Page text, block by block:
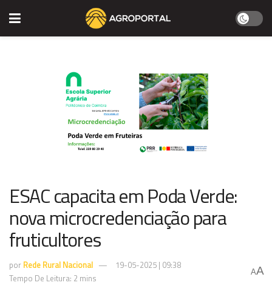
ESAC capacita em Poda Verde:
nova microcredenciação para
fruticultores
por Rede Rural Nacional
19-05-2025 | 09:38
Tempo De Leitura: 2 mins
AA